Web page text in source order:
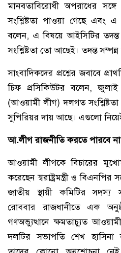
মানবতাবিরোধী অপরাধের
সংশ্লিষ্টতা পাওয়া গেছে এবং
বলেন, এ বিষয়ে আইসিটির
সংশ্লিষ্টতা তো আছেই। তদন্ত
সাংবাদিকদের প্রশ্নের জবাবে
চিফ প্রসিকিউটর বলেন,
(আওয়ামী লীগ) দলগত
সুপিরিয়র দায় আছে। এগুলো
আ.লীগ রাজনীতি করতে পারবে না
আওয়ামী লীগকে বিচারের
করেছেন স্বরাষ্ট্রমন্ত্রী ও বিএনপির
জাতীয় স্থায়ী কমিটির
রোববার রাজধানীতে এক
গণঅভ্যুত্থানে ক্ষমতাচ্যুত
দলটির সভাপতি শেখ হাসিনা